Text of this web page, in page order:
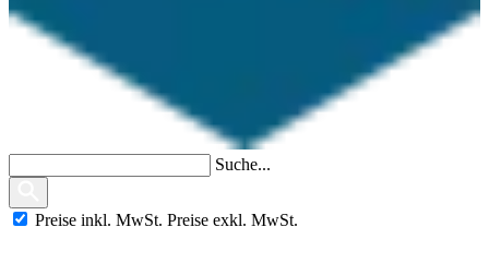
Suche...
Preise inkl. MwSt. Preise exkl. MwSt.